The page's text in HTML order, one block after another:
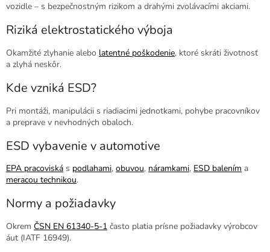
vozidle – s bezpečnostným rizikom a drahými zvolávacími akciami.
Riziká elektrostatického výboja
Okamžité zlyhanie alebo latentné poškodenie, ktoré skráti životnosť
a zlyhá neskôr.
Kde vzniká ESD?
Pri montáži, manipulácii s riadiacimi jednotkami, pohybe pracovníkov
a preprave v nevhodných obaloch.
ESD vybavenie v automotive
EPA pracoviská s podlahami, obuvou, náramkami, ESD balením a
meracou technikou.
Normy a požiadavky
Okrem ČSN EN 61340-5-1 často platia prísne požiadavky výrobcov
áut (IATF 16949).